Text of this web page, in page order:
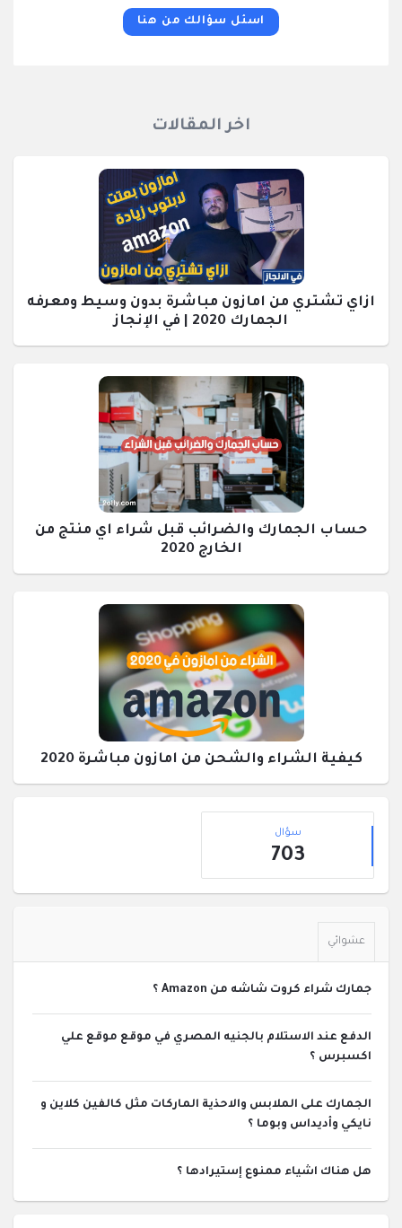
اسئل سؤالك من هنا
اخر المقالات
ازاي تشتري من امازون مباشرة بدون وسيط ومعرفه
الجمارك 2020 | في الإنجاز
حساب الجمارك والضرائب قبل شراء اي منتج من
الخارج 2020
كيفية الشراء والشحن من امازون مباشرة 2020
القائمة
الجانبية
إحصائيات
سؤال
703
عشوائي
جمارك شراء كروت شاشه من Amazon ؟
الدفع عند الاستلام بالجنيه المصري في موقع موقع علي
اكسبرس ؟
الجمارك على الملابس والاحذية الماركات مثل كالفين كلاين و
نايكي وأديداس وبوما ؟
هل هناك اشياء ممنوع إستيرادها ؟